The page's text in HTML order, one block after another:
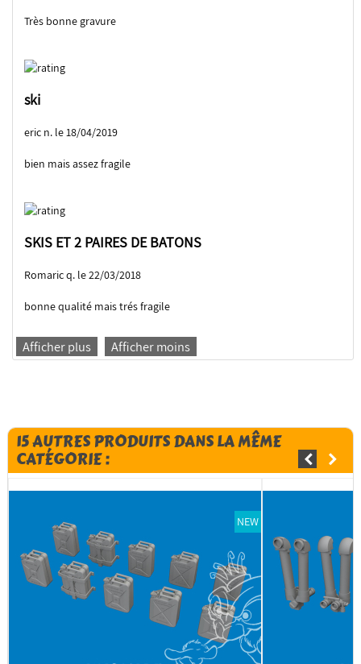
Très bonne gravure
ski
eric n. le 18/04/2019
bien mais assez fragile
SKIS ET 2 PAIRES DE BATONS
Romaric q. le 22/03/2018
bonne qualité mais trés fragile
Afficher plus Afficher moins
15 AUTRES PRODUITS DANS LA MÊME
CATÉGORIE :
NEW